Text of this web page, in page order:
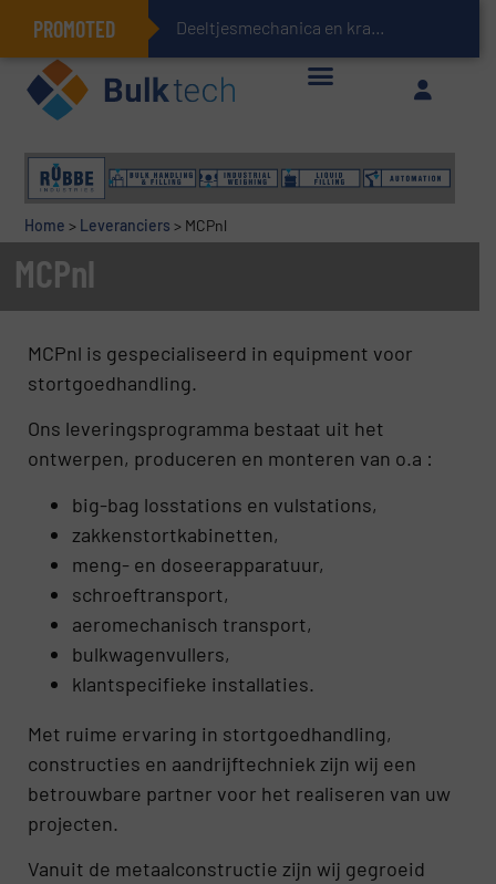
PROMOTED Deeltjesmechanica en krachtnetwerken in stort
Geïntegreerde doserings- en weegsystemen: Efficiëntie, kwaliteit en duurzaamheid in één oogopslag
Home > Leveranciers > MCPnl
MCPnl
MCPnl is gespecialiseerd in equipment voor
stortgoedhandling.
Ons leveringsprogramma bestaat uit het
ontwerpen, produceren en monteren van o.a :
big-bag losstations en vulstations,
zakkenstortkabinetten,
meng- en doseerapparatuur,
schroeftransport,
aeromechanisch transport,
bulkwagenvullers,
klantspecifieke installaties.
Met ruime ervaring in stortgoedhandling,
constructies en aandrijftechniek zijn wij een
betrouwbare partner voor het realiseren van uw
projecten.
Vanuit de metaalconstructie zijn wij gegroeid